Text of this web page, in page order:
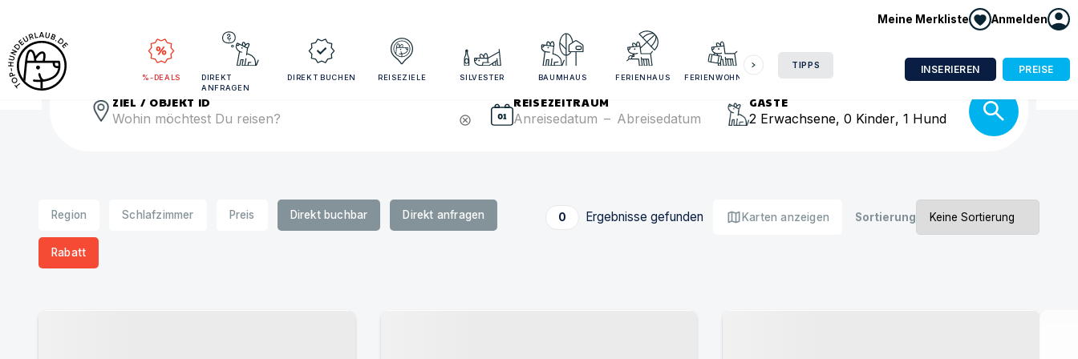
Meine Merkliste Anmelden
%-DEALS
DIREKT
ANFRAGEN
DIREKT BUCHEN REISEZIELE SILVESTER BAUMHAUS FERIENHAUS FERIENWOHNUNG
TIPPS INSERIEREN PREISE
Reisezeitraum und Gästezahl angeben für bessere Suchergebnisse
ZIEL / OBJEKT ID
cancel
REISEZEITRAUM
Anreisedatum – Abreisedatum
GÄSTE
2 Erwachsene, 0 Kinder, 1 Hund
Region Schlafzimmer Preis Direkt buchbar Direkt anfragen
Rabatt
0 Ergebnisse gefunden mapKarten anzeigen Sortierung